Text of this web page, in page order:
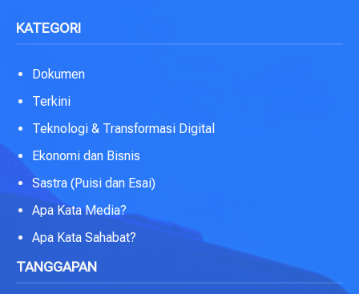
KATEGORI
Dokumen
Terkini
Teknologi & Transformasi Digital
Ekonomi dan Bisnis
Sastra (Puisi dan Esai)
Apa Kata Media?
Apa Kata Sahabat?
TANGGAPAN